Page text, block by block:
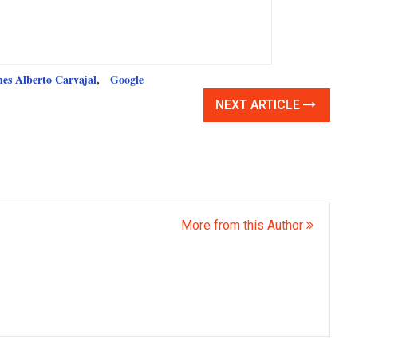
Alberto Carvajal,Google
NEXT ARTICLE
More from this Author